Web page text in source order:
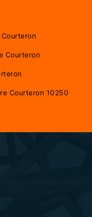
Courteron
Courteron 10250